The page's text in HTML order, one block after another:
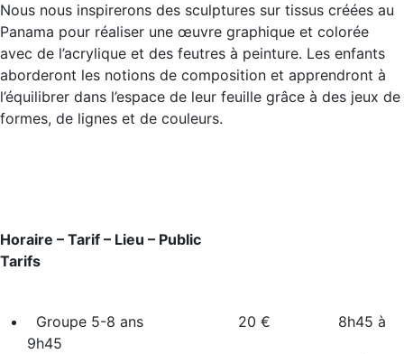
Nous nous inspirerons des sculptures sur tissus créées au
Panama pour réaliser une œuvre graphique et colorée
avec de l’acrylique et des feutres à peinture. Les enfants
aborderont les notions de composition et apprendront à
l’équilibrer dans l’espace de leur feuille grâce à des jeux de
formes, de lignes et de couleurs.
Horaire – Tarif – Lieu – Public
Tarifs
Groupe 5-8 ans 20 € 8h45 à
9h45